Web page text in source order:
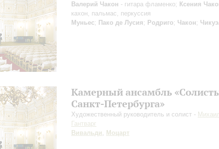
Валерий Чакон - гитара фламенко; Ксения
кахон, пальмас, перкуссия
Муньес; Пако де Лусия; Родриго; Чакон;
Камерный ансамбль
Санкт-Петербурга»
Художественный руководитель и солист -
Гантварг
Вивальди, Моцарт